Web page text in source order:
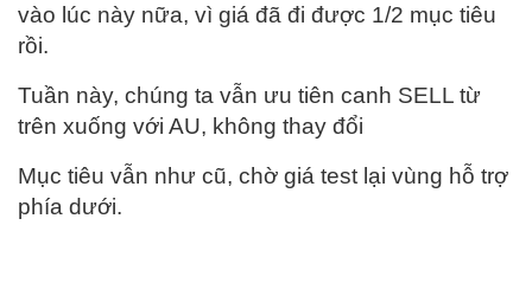
vào lúc này nữa, vì giá đã đi được 1/2 mục tiêu
rồi.
Tuần này, chúng ta vẫn ưu tiên canh SELL từ
trên xuống với AU, không thay đổi
Mục tiêu vẫn như cũ, chờ giá test lại vùng hỗ trợ
phía dưới.